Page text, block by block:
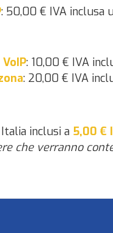
: 50,00 € IVA inclusa
: 10,00 € IVA
: 20,00 € IVA
inclusi a 5,00 €
che verranno